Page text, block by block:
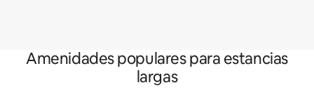
Amenidades populares para estancias
largas